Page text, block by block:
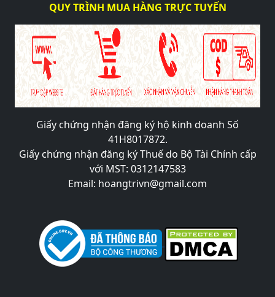
QUY TRÌNH MUA HÀNG TRỰC TUYẾN
Giấy chứng nhận đăng ký hộ kinh doanh Số
41H8017872.
Giấy chứng nhận đăng ký Thuế do Bộ Tài Chính cấp
với MST: 0312147583
Email: hoangtrivn@gmail.com